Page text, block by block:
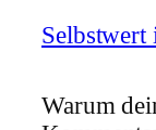
Selbstwert
Warum